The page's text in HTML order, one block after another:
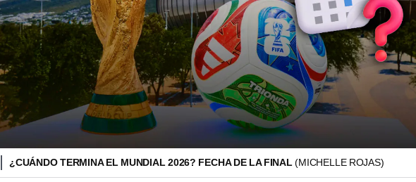
¿CUÁNDO TERMINA EL MUNDIAL 2026? FECHA DE LA FINAL(MICHELLE ROJAS)